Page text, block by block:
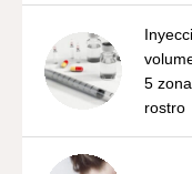
5
rostro